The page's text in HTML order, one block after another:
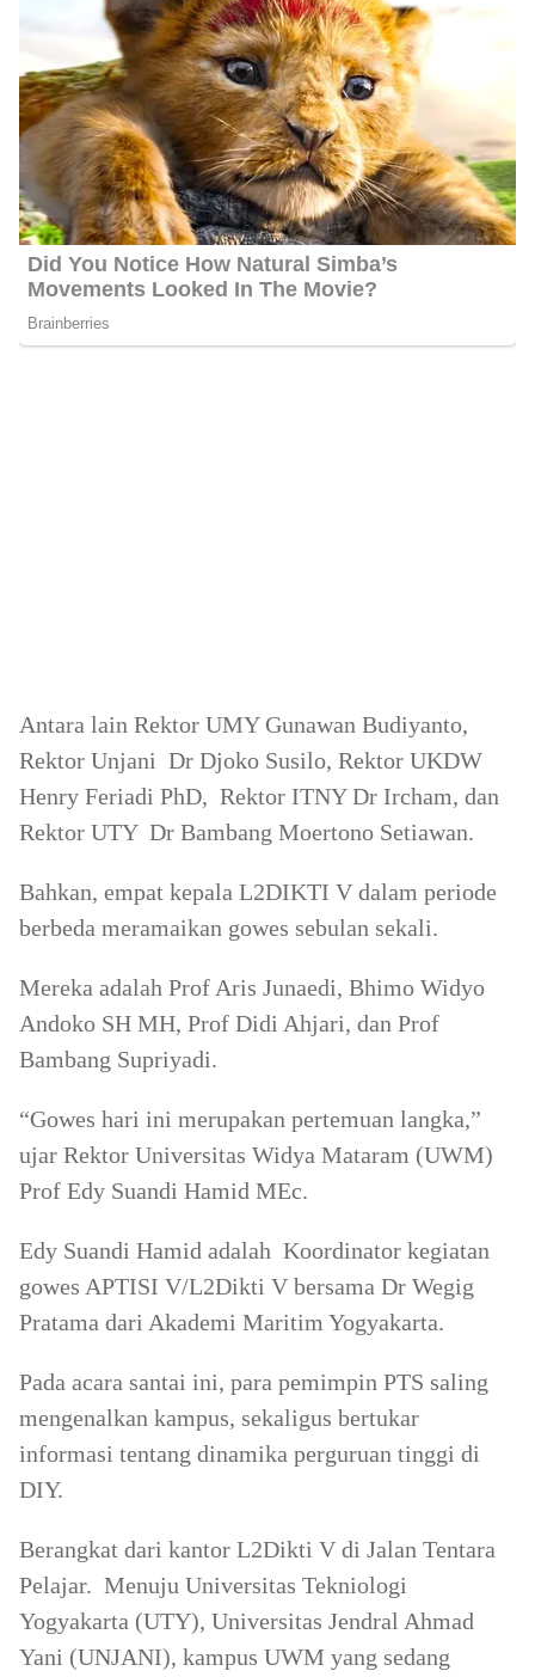
Antara lain Rektor UMY Gunawan Budiyanto,
Rektor Unjani Dr Djoko Susilo, Rektor UKDW
Henry Feriadi PhD, Rektor ITNY Dr Ircham, dan
Rektor UTY Dr Bambang Moertono Setiawan.
Bahkan, empat kepala L2DIKTI V dalam periode
berbeda meramaikan gowes sebulan sekali.
Mereka adalah Prof Aris Junaedi, Bhimo Widyo
Andoko SH MH, Prof Didi Ahjari, dan Prof
Bambang Supriyadi.
“Gowes hari ini merupakan pertemuan langka,”
ujar Rektor Universitas Widya Mataram (UWM)
Prof Edy Suandi Hamid MEc.
Edy Suandi Hamid adalah Koordinator kegiatan
gowes APTISI V/L2Dikti V bersama Dr Wegig
Pratama dari Akademi Maritim Yogyakarta.
Pada acara santai ini, para pemimpin PTS saling
mengenalkan kampus, sekaligus bertukar
informasi tentang dinamika perguruan tinggi di
DIY.
Berangkat dari kantor L2Dikti V di Jalan Tentara
Pelajar. Menuju Universitas Tekniologi
Yogyakarta (UTY), Universitas Jendral Ahmad
Yani (UNJANI), kampus UWM yang sedang